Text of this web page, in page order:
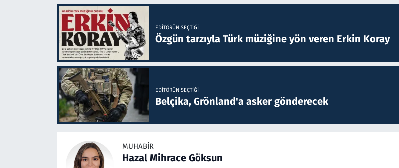
EDITÖRÜN SEÇTIĞI
Özgün tarzıyla Türk müziğine yön veren Erkin Koray
EDITÖRÜN SEÇTIĞI
Belçika, Grönland'a asker gönderecek
MUHABIR
Hazal Mihrace Göksun